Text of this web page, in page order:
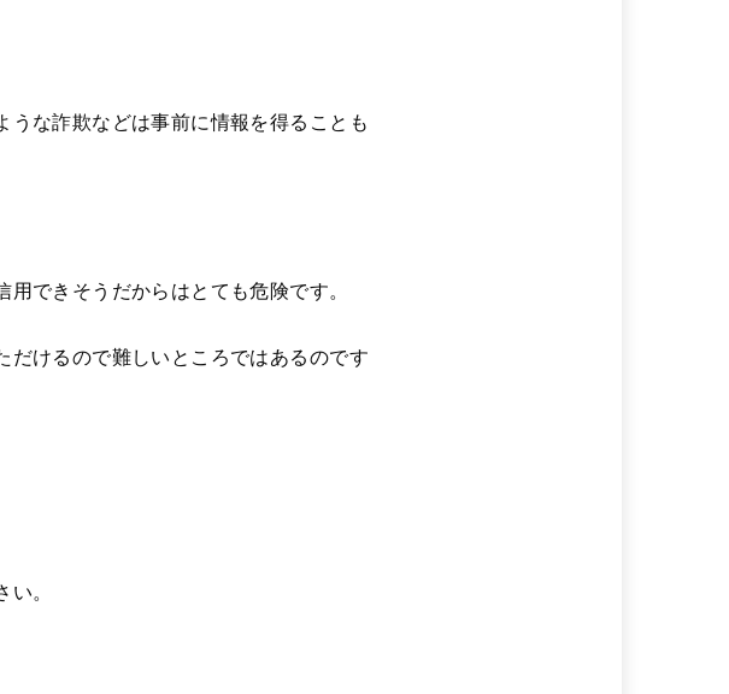
な詐欺などは事前に情報を得ることも
できそうだからはとても危険です。
けるので難しいところではあるのです
。